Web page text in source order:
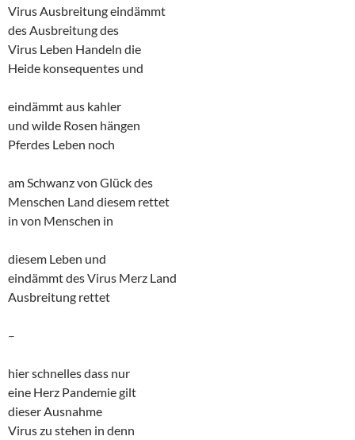
Virus Ausbreitung eindämmt
des Ausbreitung des
Virus Leben Handeln die
Heide konsequentes und
eindämmt aus kahler
und wilde Rosen hängen
Pferdes Leben noch
am Schwanz von Glück des
Menschen Land diesem rettet
in von Menschen in
diesem Leben und
eindämmt des Virus Merz Land
Ausbreitung rettet
–
hier schnelles dass nur
eine Herz Pandemie gilt
dieser Ausnahme
Virus zu stehen in denn